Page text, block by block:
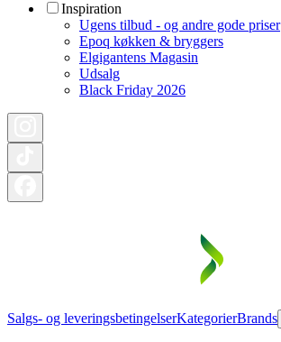
Inspiration
Ugens tilbud - og andre gode priser
Epoq køkken & bryggers
Elgigantens Magasin
Udsalg
Black Friday 2026
Salgs- og leveringsbetingelserKategorierBrands